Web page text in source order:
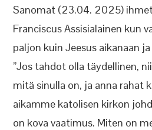
Sanomat (23.04. 2025)
Franciscus Assisialainen kun
paljon kuin Jeesus aikanaan
”Jos tahdot olla täydellinen,
mitä sinulla on, ja anna rahat
aikamme katolisen kirkon
on kova vaatimus. Miten on